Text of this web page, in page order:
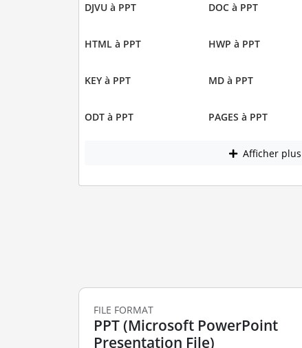
DJVU à PPT DOC à PPT
HTML à PPT HWP à PPT
KEY à PPT MD à PPT
ODT à PPT PAGES à PPT
Afficher plus
FILE FORMAT
PPT (Microsoft PowerPoint
Presentation File)